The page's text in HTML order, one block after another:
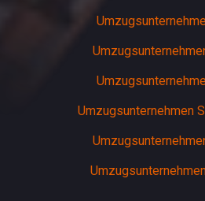
Umzugsunternehmen